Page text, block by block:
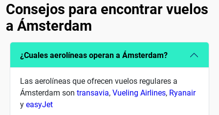
Consejos para encontrar vuelos
a Ámsterdam
¿Cuales aerolíneas operan a Ámsterdam?
Las aerolíneas que ofrecen vuelos regulares a
Ámsterdam son transavia, Vueling Airlines, Ryanair
y easyJet